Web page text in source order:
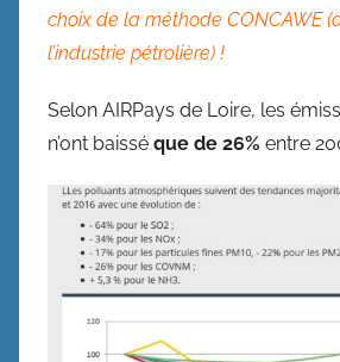
choix de la méthode CONCAWE
l’industrie pétrolière) !
Selon AIRPays de Loire, les
n’ont baissé que de 26% entre